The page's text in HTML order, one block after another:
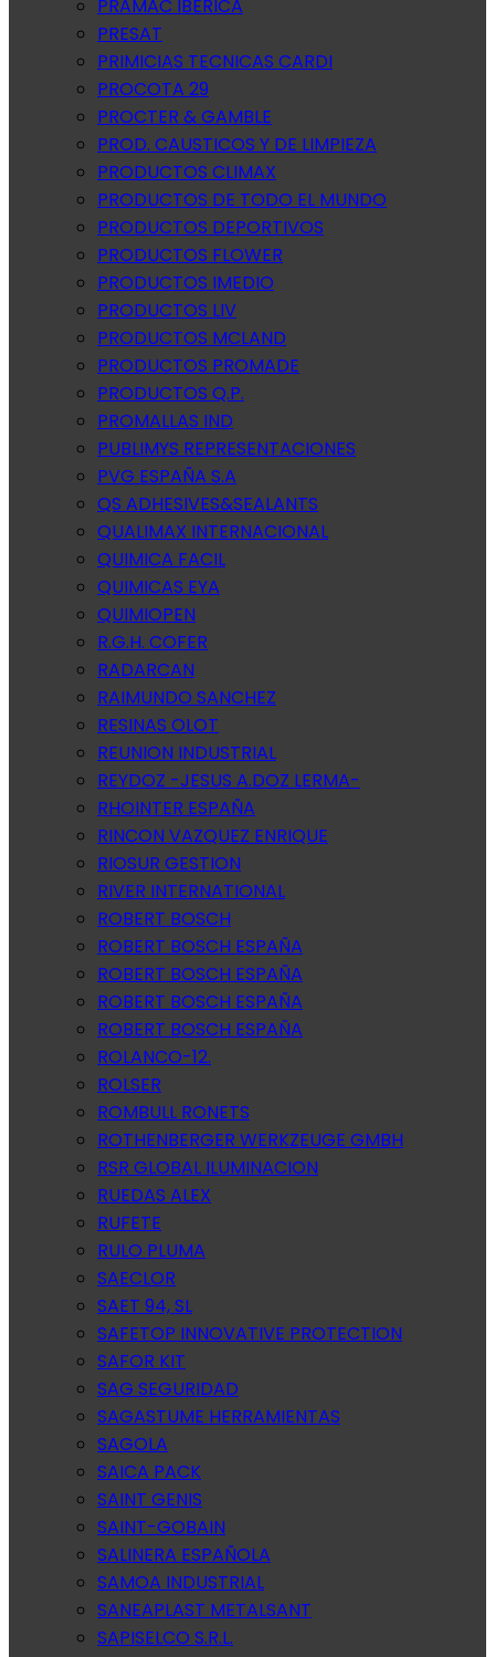
PRAMAC IBERICA
PRESAT
PRIMICIAS TECNICAS CARDI
PROCOTA 29
PROCTER & GAMBLE
PROD. CAUSTICOS Y DE LIMPIEZA
PRODUCTOS CLIMAX
PRODUCTOS DE TODO EL MUNDO
PRODUCTOS DEPORTIVOS
PRODUCTOS FLOWER
PRODUCTOS IMEDIO
PRODUCTOS LIV
PRODUCTOS MCLAND
PRODUCTOS PROMADE
PRODUCTOS Q.P.
PROMALLAS IND
PUBLIMYS REPRESENTACIONES
PVG ESPAÑA S.A
QS ADHESIVES&SEALANTS
QUALIMAX INTERNACIONAL
QUIMICA FACIL
QUIMICAS EYA
QUIMIOPEN
R.G.H. COFER
RADARCAN
RAIMUNDO SANCHEZ
RESINAS OLOT
REUNION INDUSTRIAL
REYDOZ -JESUS A.DOZ LERMA-
RHOINTER ESPAÑA
RINCON VAZQUEZ ENRIQUE
RIOSUR GESTION
RIVER INTERNATIONAL
ROBERT BOSCH
ROBERT BOSCH ESPAÑA
ROBERT BOSCH ESPAÑA
ROBERT BOSCH ESPAÑA
ROBERT BOSCH ESPAÑA
ROLANCO-12.
ROLSER
ROMBULL RONETS
ROTHENBERGER WERKZEUGE GMBH
RSR GLOBAL ILUMINACION
RUEDAS ALEX
RUFETE
RULO PLUMA
SAECLOR
SAET 94, SL
SAFETOP INNOVATIVE PROTECTION
SAFOR KIT
SAG SEGURIDAD
SAGASTUME HERRAMIENTAS
SAGOLA
SAICA PACK
SAINT GENIS
SAINT-GOBAIN
SALINERA ESPAÑOLA
SAMOA INDUSTRIAL
SANEAPLAST METALSANT
SAPISELCO S.R.L.